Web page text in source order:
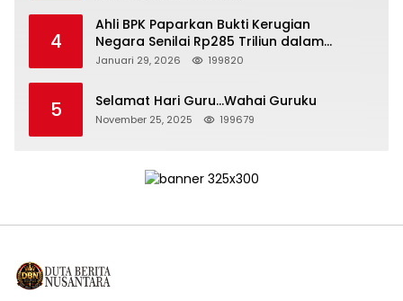
4
Ahli BPK Paparkan Bukti Kerugian
Negara Senilai Rp285 Triliun dalam
Persidangan Korupsi PT Pertamina
Januari 29, 2026 199820
5 Selamat Hari Guru…Wahai Guruku
November 25, 2025 199679